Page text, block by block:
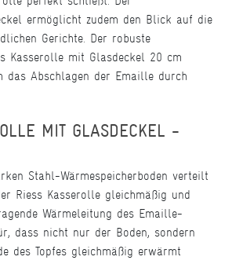
ermöglicht zudem den Blick auf die
Gerichte. Der robuste
Kasserolle mit Glasdeckel 20 cm
das Abschlagen der Emaille durch
MIT GLASDECKEL -
Stahl-Wärmespeicherboden verteilt
Riess Kasserolle gleichmäßig und
Wärmeleitung des Emaille-
dass nicht nur der Boden, sondern
des Topfes gleichmäßig erwärmt